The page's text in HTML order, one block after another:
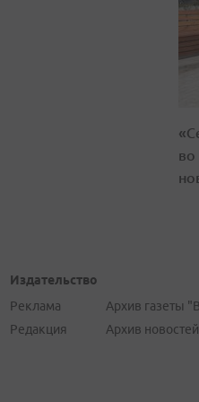
во
Издательство
Реклама
Редакция
Архив газеты
Архив новостей